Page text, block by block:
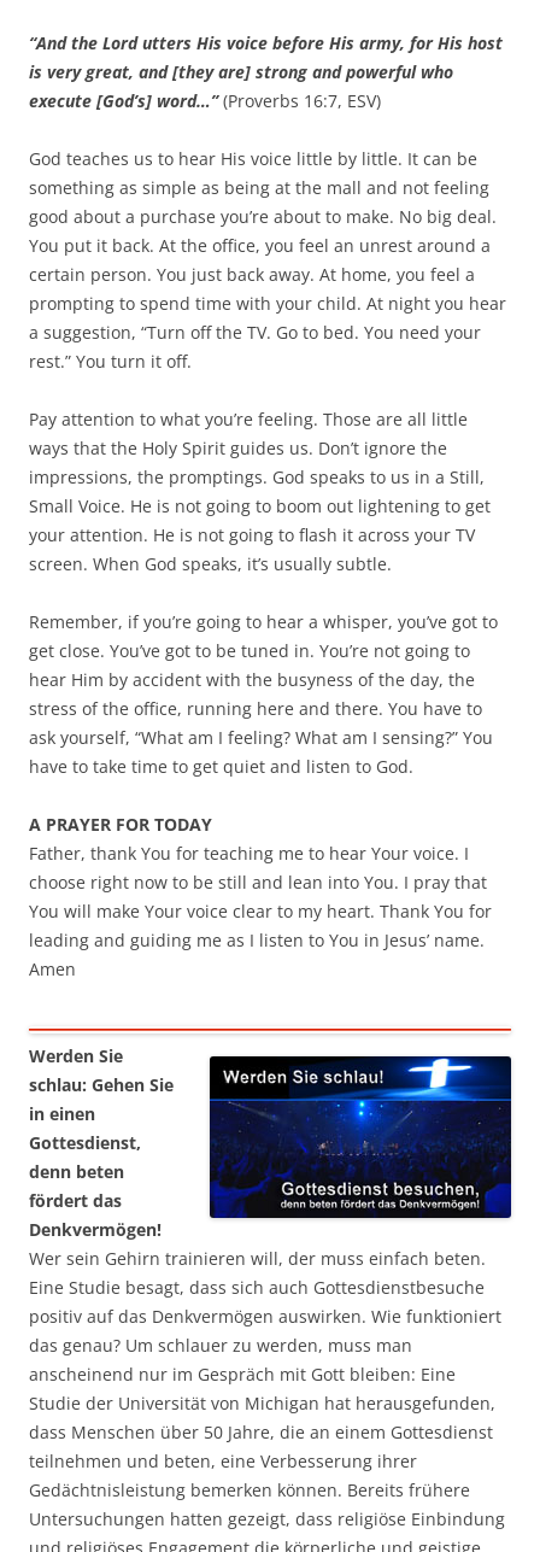
“And the Lord utters His voice before His army, for His host
is very great, and [they are] strong and powerful who
execute [God’s] word…”(Proverbs 16:7, ESV)
God teaches us to hear His voice little by little. It can be
something as simple as being at the mall and not feeling
good about a purchase you’re about to make. No big deal.
You put it back. At the office, you feel an unrest around a
certain person. You just back away. At home, you feel a
prompting to spend time with your child. At night you hear
a suggestion, “Turn off the TV. Go to bed. You need your
rest.” You turn it off.
Pay attention to what you’re feeling. Those are all little
ways that the Holy Spirit guides us. Don’t ignore the
impressions, the promptings. God speaks to us in a Still,
Small Voice. He is not going to boom out lightening to get
your attention. He is not going to flash it across your TV
screen. When God speaks, it’s usually subtle.
Remember, if you’re going to hear a whisper, you’ve got to
get close. You’ve got to be tuned in. You’re not going to
hear Him by accident with the busyness of the day, the
stress of the office, running here and there. You have to
ask yourself, “What am I feeling? What am I sensing?” You
have to take time to get quiet and listen to God.
A PRAYER FOR TODAY
Father, thank You for teaching me to hear Your voice. I
choose right now to be still and lean into You. I pray that
You will make Your voice clear to my heart. Thank You for
leading and guiding me as I listen to You in Jesus’ name.
Amen
Werden Sie
schlau: Gehen Sie
in einen
Gottesdienst,
denn beten
fördert das
Denkvermögen!
Wer sein Gehirn trainieren will, der muss einfach beten.
Eine Studie besagt, dass sich auch Gottesdienstbesuche
positiv auf das Denkvermögen auswirken. Wie funktioniert
das genau? Um schlauer zu werden, muss man
anscheinend nur im Gespräch mit Gott bleiben: Eine
Studie der Universität von Michigan hat herausgefunden,
dass Menschen über 50 Jahre, die an einem Gottesdienst
teilnehmen und beten, eine Verbesserung ihrer
Gedächtnisleistung bemerken können. Bereits frühere
Untersuchungen hatten gezeigt, dass religiöse Einbindung